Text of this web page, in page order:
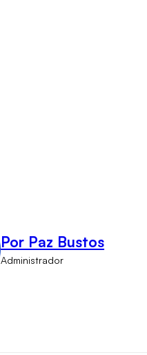
Por Paz Bustos
Administrador